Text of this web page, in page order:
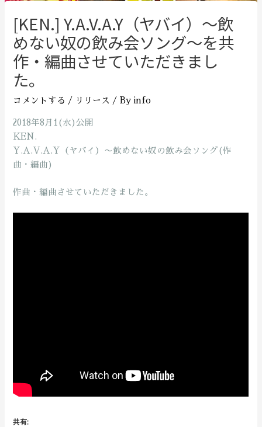
[KEN.] Y.A.V.A.Y（ヤバイ）〜飲
めない奴の飲み会ソング〜を共
作・編曲させていただきまし
た。
コメントする / リリース / By info
2018年8月1(水)公開
KEN.
Y.A.V.A.Y（ヤバイ）〜飲めない奴の飲み会ソング(作
曲・編曲)
作曲・編曲させていただきました。
共有: